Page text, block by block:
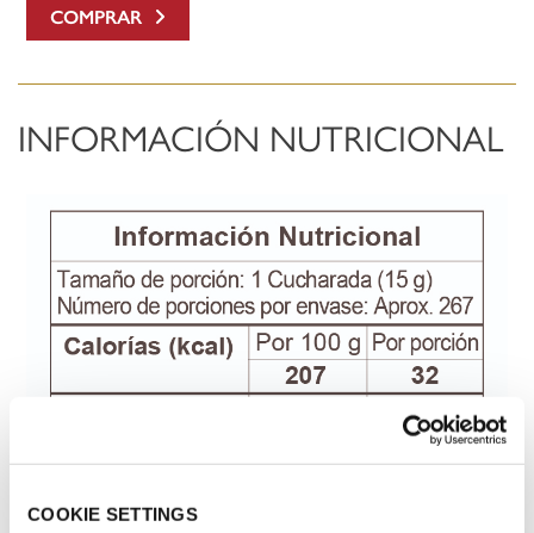
COOKIE SETTINGS
COMPRAR
INFORMACIÓN NUTRICIONAL